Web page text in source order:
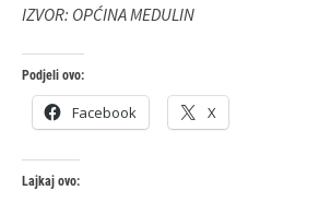
IZVOR: OPĆINA MEDULIN
Podjeli ovo:
Facebook X
Lajkaj ovo: